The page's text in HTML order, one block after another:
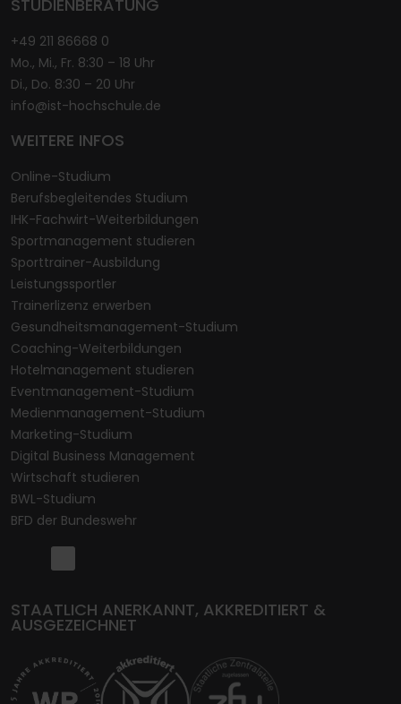
STUDIENBERATUNG
+49 211 86668 0
Mo., Mi., Fr. 8:30 – 18 Uhr
Di., Do. 8:30 – 20 Uhr
info@ist-hochschule.de
WEITERE INFOS
Online-Studium
Berufsbegleitendes Studium
IHK-Fachwirt-Weiterbildungen
Sportmanagement studieren
Sporttrainer-Ausbildung
Leistungssportler
Trainerlizenz erwerben
Gesundheitsmanagement-Studium
Coaching-Weiterbildungen
Hotelmanagement studieren
Eventmanagement-Studium
Medienmanagement-Studium
Marketing-Studium
Digital Business Management
Wirtschaft studieren
BWL-Studium
BFD der Bundeswehr
STAATLICH ANERKANNT, AKKREDITIERT &
AUSGEZEICHNET